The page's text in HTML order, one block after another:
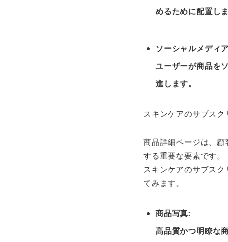
めるために配置しま
ソーシャルメディ
ユーザーが商品を
進します。
スキンケアのサブス
商品詳細ページは、
する重要な要素です。
スキンケアのサブス
てみます。
商品写真:
高品質かつ明瞭な